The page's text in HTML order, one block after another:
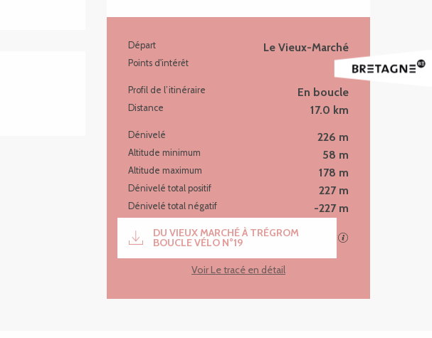
Informations pratiques
Départ Le Vieux-Marché
Points d'intérêt
Profil de l’itinéraire En boucle
Distance 17.0 km
Dénivelé 226 m
Altitude minimum 58 m
Altitude maximum 178 m
Dénivelé total positif 227 m
Dénivelé total négatif -227 m
Documentation
DU VIEUX MARCHÉ À TRÉGROM
BOUCLE VÉLO N°19
Voir Le tracé en détail